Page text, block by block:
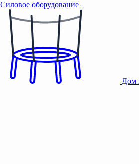
Силовое оборудование
Дом